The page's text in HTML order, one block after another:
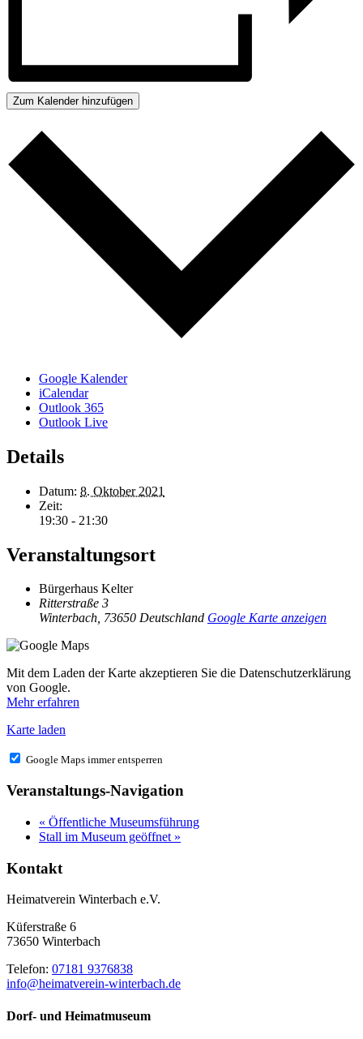
Zum Kalender hinzufügen
Google Kalender
iCalendar
Outlook 365
Outlook Live
Details
Datum: 8. Oktober 2021
Zeit:
19:30 - 21:30
Veranstaltungsort
Bürgerhaus Kelter
Ritterstraße 3
Winterbach, 73650 Deutschland Google Karte anzeigen
Mit dem Laden der Karte akzeptieren Sie die Datenschutzerklärung
von Google.
Mehr erfahren
Karte laden
Google Maps immer entsperren
Veranstaltungs-Navigation
« Öffentliche Museumsführung
Stall im Museum geöffnet »
Kontakt
Heimatverein Winterbach e.V.
Küferstraße 6
73650 Winterbach
Telefon: 07181 9376838
info@heimatverein-winterbach.de
Dorf- und Heimatmuseum